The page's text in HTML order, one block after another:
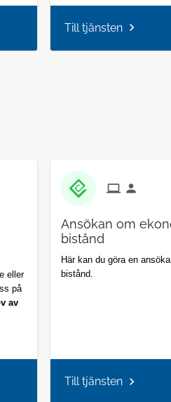
Till tjänsten
eller
på
av
Ansökan om
bistånd
Här kan du göra en
bistånd.
Till tjänsten